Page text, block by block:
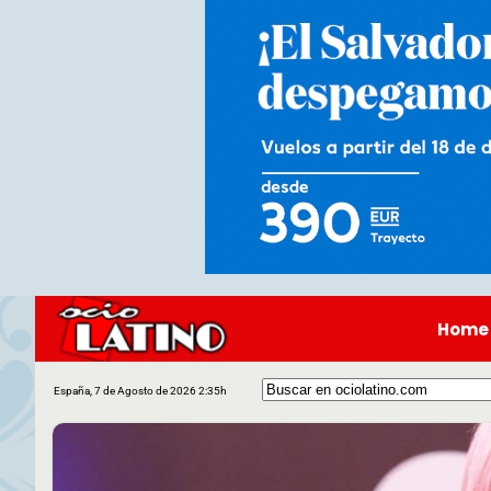
Home
España, 7 de Agosto de 2026 2:35h